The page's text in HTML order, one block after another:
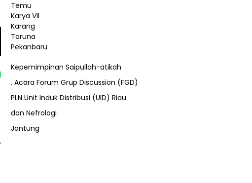
Kepemimpinan Saipullah-atikah
. Acara Forum Grup Discussion (FGD)
PLN Unit Induk Distribusi (UID) Riau
dan Nefrologi
Jantung